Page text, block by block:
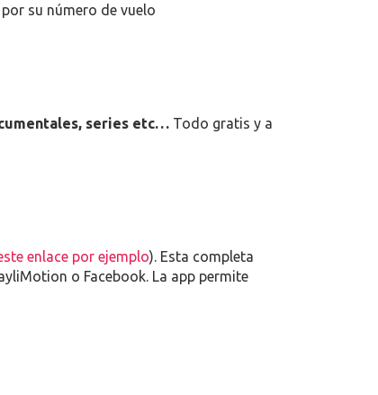
su número de vuelo
series etc… Todo gratis y a
enlace por ejemplo). Esta completa
o Facebook. La app permite